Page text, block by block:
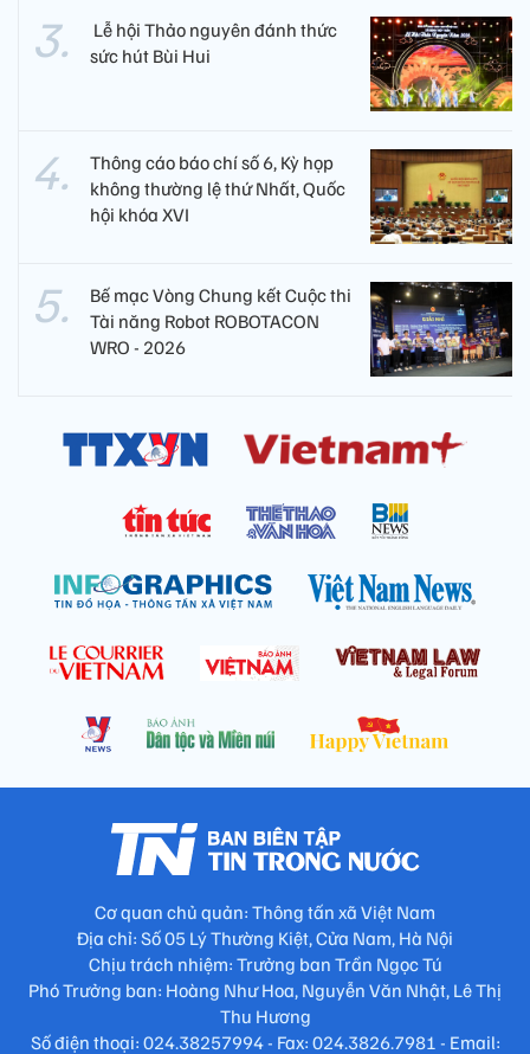
​ Lễ hội Thảo nguyên đánh thức
sức hút Bùi Hui
Thông cáo báo chí số 6, Kỳ họp
không thường lệ thứ Nhất, Quốc
hội khóa XVI
Bế mạc Vòng Chung kết Cuộc thi
Tài năng Robot ROBOTACON
WRO - 2026
Cơ quan chủ quản: Thông tấn xã Việt Nam
Địa chỉ: Số 05 Lý Thường Kiệt, Cửa Nam, Hà Nội
Chịu trách nhiệm: Trưởng ban Trần Ngọc Tú
Phó Trưởng ban: Hoàng Như Hoa, Nguyễn Văn Nhật, Lê Thị
Thu Hương
Số điện thoại: 024.38257994 - Fax: 024.3826.7981 - Email: